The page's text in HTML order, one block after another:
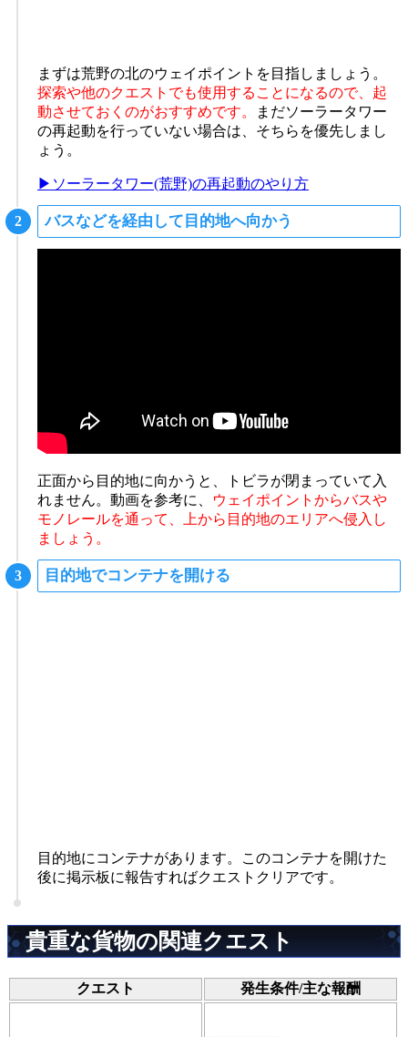
まずは荒野の北のウェイポイントを目指しましょう。
探索や他のクエストでも使用することになるので、起
動させておくのがおすすめです。
まだソーラータワー
の再起動を行っていない場合は、そちらを優先しまし
ょう。
▶ソーラータワー(荒野)の再起動のやり方
バスなどを経由して目的地へ向かう
正面から目的地に向かうと、トビラが閉まっていて入
れません。動画を参考に、
ウェイポイントからバスや
モノレールを通って、上から目的地のエリアへ侵入し
ましょう。
目的地でコンテナを開ける
目的地にコンテナがあります。このコンテナを開けた
後に掲示板に報告すればクエストクリアです。
貴重な貨物の関連クエスト
クエスト 発生条件/主な報酬